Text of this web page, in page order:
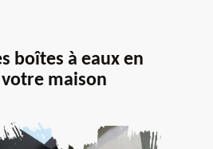
boîtes à eaux en
maison